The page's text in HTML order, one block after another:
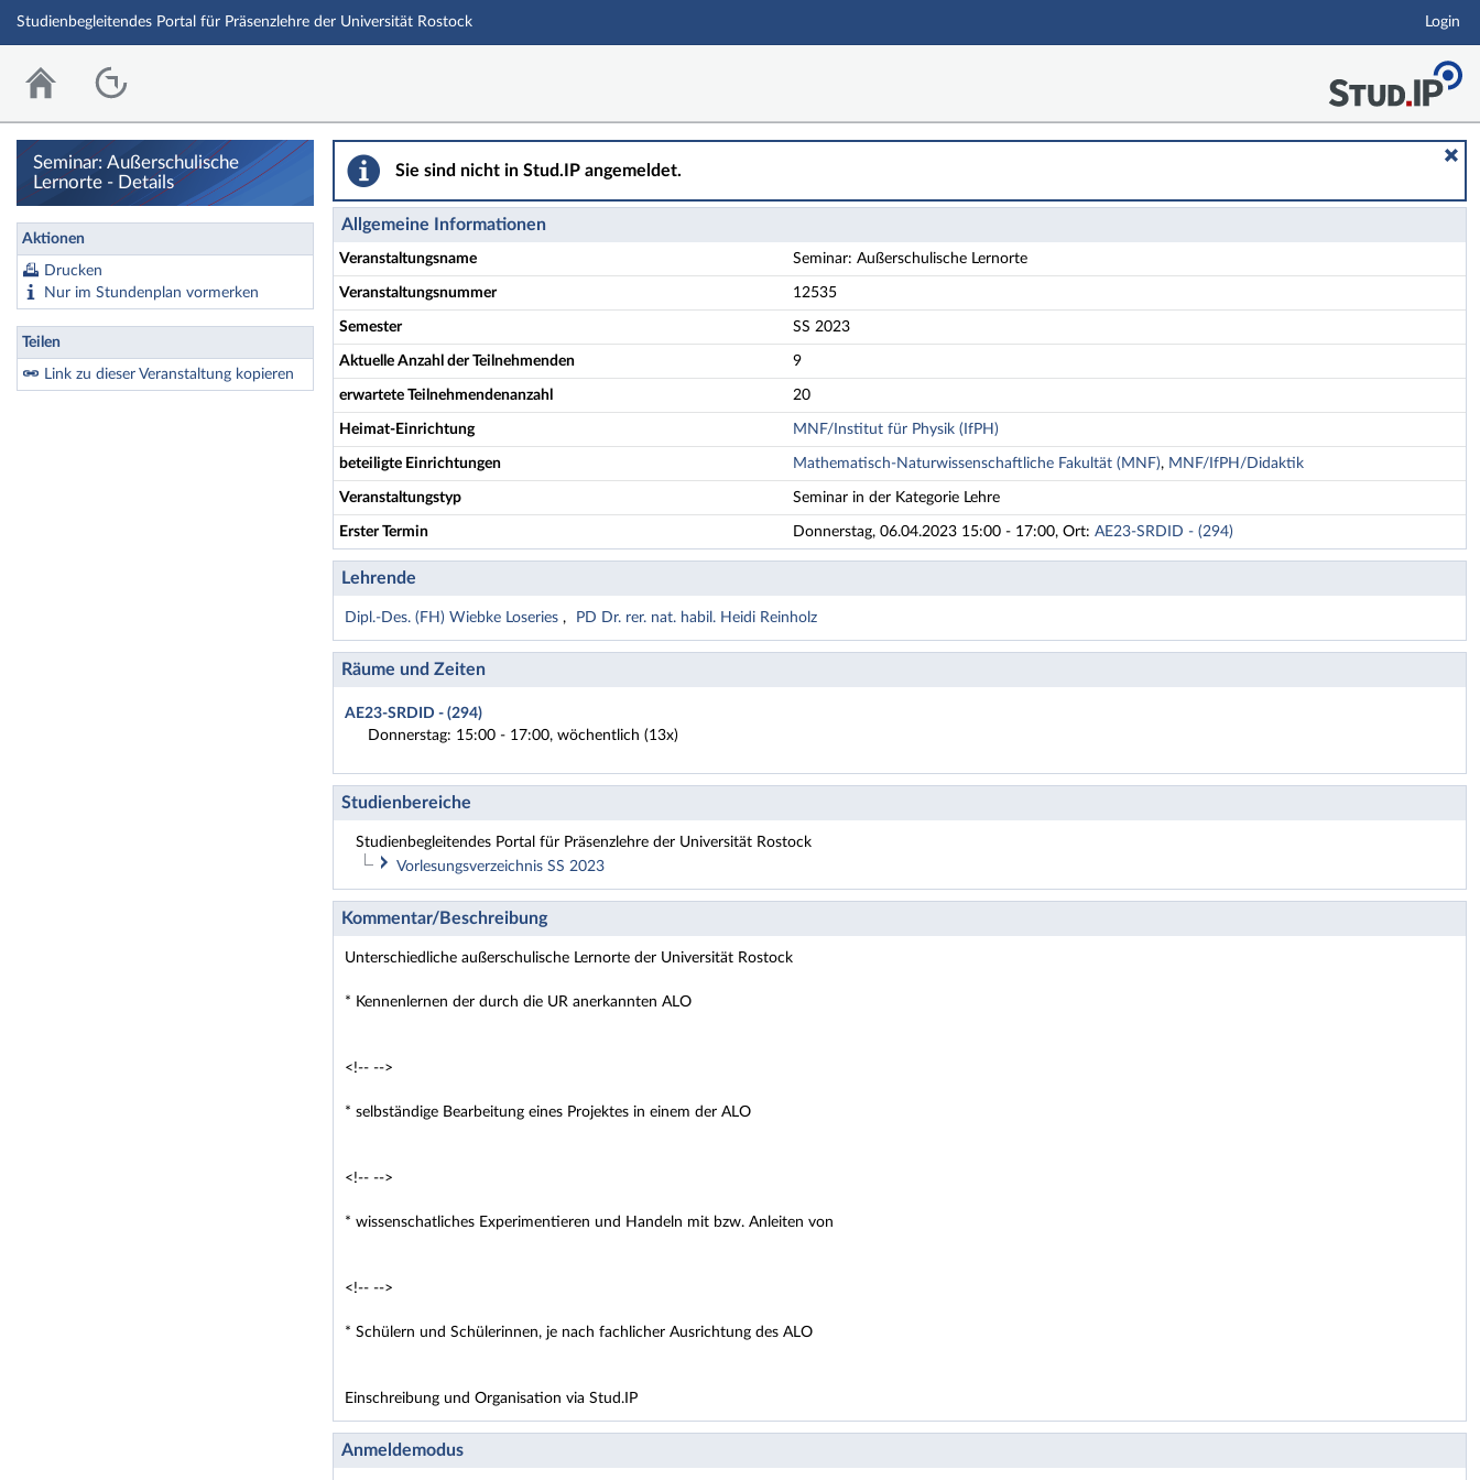
Studienbegleitendes Portal für Präsenzlehre der Universität Rostock Login
Seminar: Außerschulische
Lernorte - Details
Aktionen
Drucken
Nur im Stundenplan vormerken
Teilen
Link zu dieser Veranstaltung kopieren
Sie sind nicht in Stud.IP angemeldet.
Allgemeine Informationen
Veranstaltungsname Seminar: Außerschulische Lernorte
Veranstaltungsnummer 12535
Semester SS 2023
Aktuelle Anzahl der Teilnehmenden 9
erwartete Teilnehmendenanzahl 20
Heimat-Einrichtung MNF/Institut für Physik (IfPH)
beteiligte Einrichtungen Mathematisch-Naturwissenschaftliche Fakultät (MNF), MNF/IfPH/Didaktik
Veranstaltungstyp Seminar in der Kategorie Lehre
Erster Termin Donnerstag, 06.04.2023 15:00 - 17:00, Ort: AE23-SRDID - (294)
Lehrende
Dipl.-Des. (FH) Wiebke Loseries PD Dr. rer. nat. habil. Heidi Reinholz
Räume und Zeiten
AE23-SRDID - (294)
Donnerstag: 15:00 - 17:00, wöchentlich (13x)
Studienbereiche
Studienbegleitendes Portal für Präsenzlehre der Universität Rostock
Vorlesungsverzeichnis SS 2023
Physik
Lehramt Fach Physik
Kommentar/Beschreibung
Unterschiedliche außerschulische Lernorte der Universität Rostock
* Kennenlernen der durch die UR anerkannten ALO
<!-- -->
* selbständige Bearbeitung eines Projektes in einem der ALO
<!-- -->
* wissenschatliches Experimentieren und Handeln mit bzw. Anleiten von
<!-- -->
* Schülern und Schülerinnen, je nach fachlicher Ausrichtung des ALO
Einschreibung und Organisation via Stud.IP
Anmeldemodus